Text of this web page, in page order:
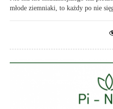
młode ziemniaki, to każdy po nie